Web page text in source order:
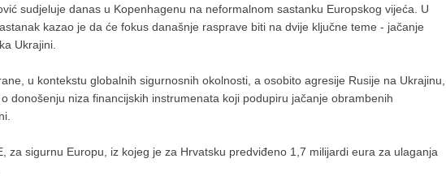
sudjeluje danas u Kopenhagenu na neformalnom sastanku Europskog vijeća. U
kazao je da će fokus današnje rasprave biti na dvije ključne teme - jačanje
Ukrajini.
u kontekstu globalnih sigurnosnih okolnosti, a osobito agresije Rusije na Ukrajinu,
donošenju niza financijskih instrumenata koji podupiru jačanje obrambenih
za sigurnu Europu, iz kojeg je za Hrvatsku predviđeno 1,7 milijardi eura za ulaganja